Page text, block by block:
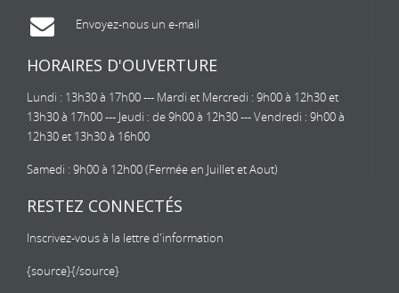
Envoyez-nous un e-mail
HORAIRES D'OUVERTURE
Lundi : 13h30 à 17h00 --- Mardi et Mercredi : 9h00 à 12h30 et
13h30 à 17h00 --- Jeudi : de 9h00 à 12h30 --- Vendredi : 9h00 à
12h30 et 13h30 à 16h00
Samedi : 9h00 à 12h00 (Fermée en Juillet et Aout)
RESTEZ CONNECTÉS
Inscrivez-vous à la lettre d'information
{source}{/source}